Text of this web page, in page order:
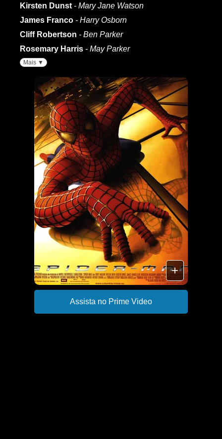
Kirsten Dunst - Mary Jane Watson
James Franco - Harry Osborn
Cliff Robertson - Ben Parker
Rosemary Harris - May Parker
Mais ▼
+
Assista no Prime Video